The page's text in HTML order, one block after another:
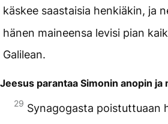
käskee saastaisia henkiäkin, ja
hänen maineensa levisi pian
Galilean.
Jeesus parantaa Simonin anopin ja
29 Synagogasta poistuttuaan